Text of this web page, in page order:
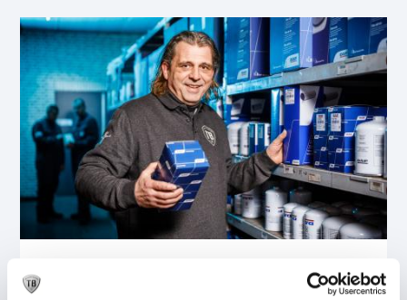
Altijd het juiste onderdeel